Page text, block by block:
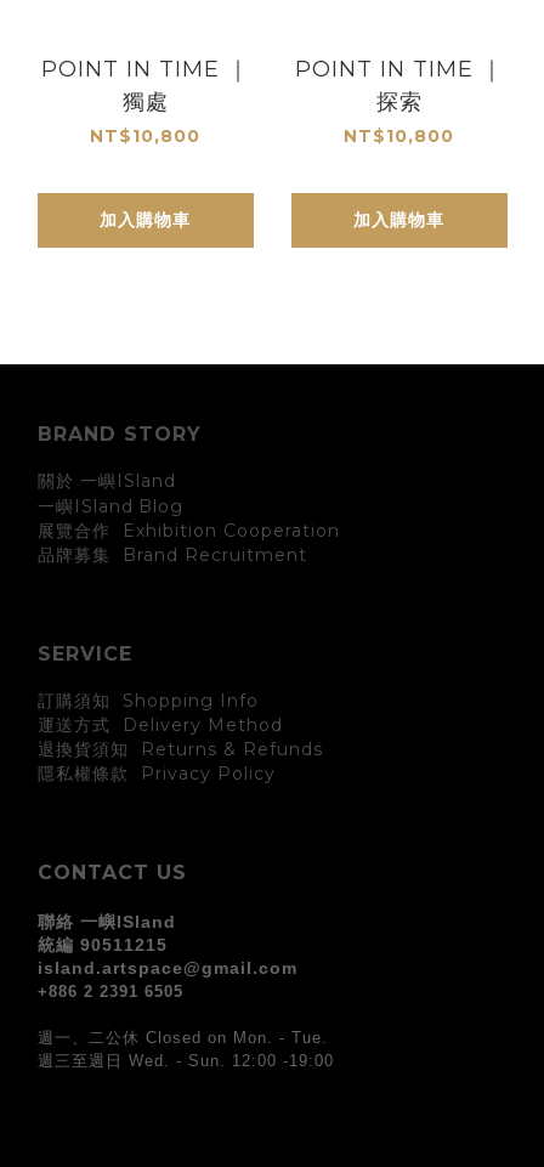
POINT IN TIME ｜
獨處
NT$10,800
加入購物車
POINT IN TIME ｜
探索
NT$10,800
加入購物車
BRAND STORY
關於 一嶼ISland
一嶼ISland Blog
展覽合作 Exhibition Cooperation
品牌募集 Brand Recruitment
SERVICE
訂購須知 Shopping Info
運送方式 Delivery Method
退換貨須知 Returns & Refunds
隱私權條款 Privacy Policy
CONTACT US
聯絡 一嶼ISland
統編 90511215
island.artspace@gmail.com
+886 2 2391 6505
週一、二公休 Closed on Mon. - Tue.
週三至週日 Wed. - Sun. 12:00 -19:00